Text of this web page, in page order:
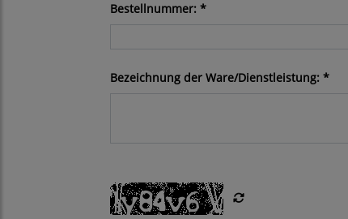
Bestellnummer: *
Bezeichnung der Ware/Dienstleistung: *